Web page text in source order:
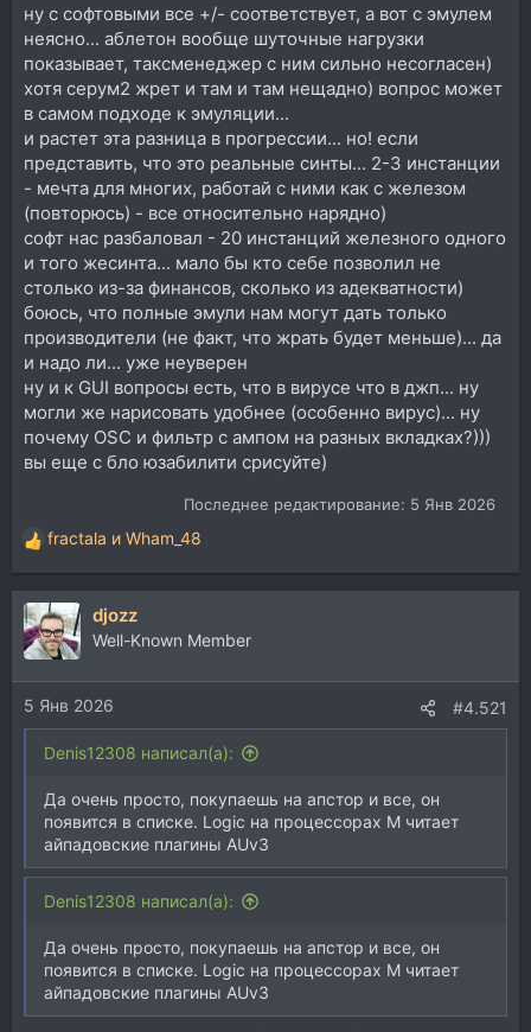
ну с софтовыми все +/- соответствует, а вот с эмулем
неясно... аблетон вообще шуточные нагрузки
показывает, таксменеджер с ним сильно несогласен)
хотя серум2 жрет и там и там нещадно) вопрос может
в самом подходе к эмуляции...
и растет эта разница в прогрессии... но! если
представить, что это реальные синты... 2-3 инстанции
- мечта для многих, работай с ними как с железом
(повторюсь) - все относительно нарядно)
софт нас разбаловал - 20 инстанций железного одного
и того жесинта... мало бы кто себе позволил не
столько из-за финансов, сколько из адекватности)
боюсь, что полные эмули нам могут дать только
производители (не факт, что жрать будет меньше)... да
и надо ли... уже неуверен
ну и к GUI вопросы есть, что в вирусе что в джп... ну
могли же нарисовать удобнее (особенно вирус)... ну
почему OSC и фильтр с ампом на разных вкладках?)))
вы еще с бло юзабилити срисуйте)
Последнее редактирование: 5 Янв 2026
Р
е
а
к
ц
и
и
:
fractala и Wham_48
djozz
Well-Known Member
5 Янв 2026 #4.521
Denis12308 написал(а):
Да очень просто, покупаешь на апстор и все, он
появится в списке. Logic на процессорах М читает
айпадовские плагины AUv3
Denis12308 написал(а):
Да очень просто, покупаешь на апстор и все, он
появится в списке. Logic на процессорах М читает
айпадовские плагины AUv3